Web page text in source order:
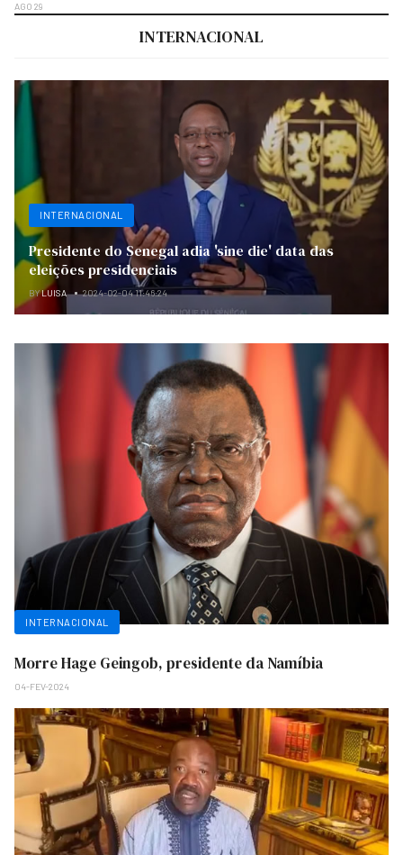
AGO 29
INTERNACIONAL
INTERNACIONAL
Presidente do Senegal adia 'sine die' data das
eleições presidenciais
BYLUISA 2024-02-04 11:46:24
INTERNACIONAL
Morre Hage Geingob, presidente da Namíbia
04-FEV-2024